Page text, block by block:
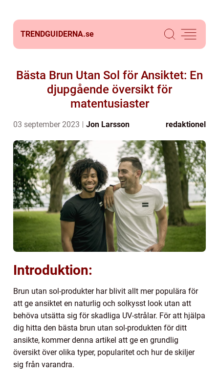
TRENDGUIDERNA.se
Bästa Brun Utan Sol för Ansiktet: En
djupgående översikt för
matentusiaster
03 september 2023 Jon Larsson redaktionel
Introduktion:
Brun utan sol-produkter har blivit allt mer populära för
att ge ansiktet en naturlig och solkysst look utan att
behöva utsätta sig för skadliga UV-strålar. För att hjälpa
dig hitta den bästa brun utan sol-produkten för ditt
ansikte, kommer denna artikel att ge en grundlig
översikt över olika typer, popularitet och hur de skiljer
sig från varandra.